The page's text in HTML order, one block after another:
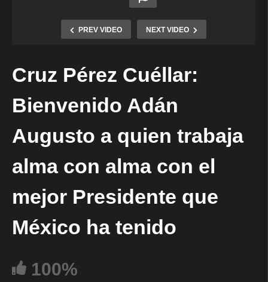
PREV VIDEO NEXT VIDEO
Cruz Pérez Cuéllar:
Bienvenido Adán
Augusto a quien trabaja
alma con alma con el
mejor Presidente que
México ha tenido
100%